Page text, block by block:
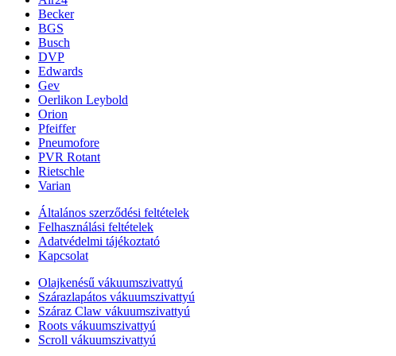
Becker
BGS
Busch
DVP
Edwards
Gev
Oerlikon Leybold
Orion
Pfeiffer
Pneumofore
PVR Rotant
Rietschle
Varian
Általános szerződési feltételek
Felhasználási feltételek
Adatvédelmi tájékoztató
Kapcsolat
Olajkenésű vákuumszivattyú
Szárazlapátos vákuumszivattyú
Száraz Claw vákuumszivattyú
Roots vákuumszivattyú
Scroll vákuumszivattyú